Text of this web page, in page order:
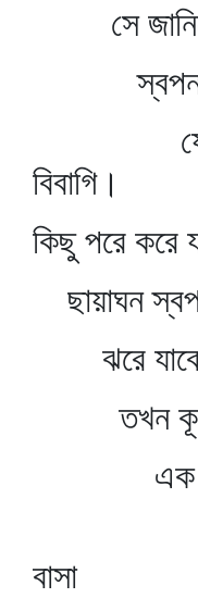
সে
স্বপন
যেথা
বিবাগি।
কিছু পরে করে
ছায়াঘন
ঝরে
তখন
এক হবে
যে-
বাসা